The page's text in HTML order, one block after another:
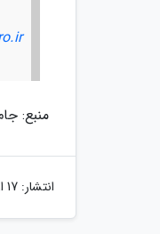
منبع:
انتشار: 17 اردیبهشت 1401